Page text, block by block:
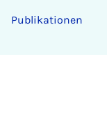
Publikationen